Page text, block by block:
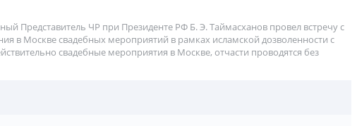
Представитель ЧР при Президенте РФ Б. Э. Таймасханов провел встречу с
в Москве свадебных мероприятий в рамках исламской дозволенности с
свадебные мероприятия в Москве, отчасти проводятся без